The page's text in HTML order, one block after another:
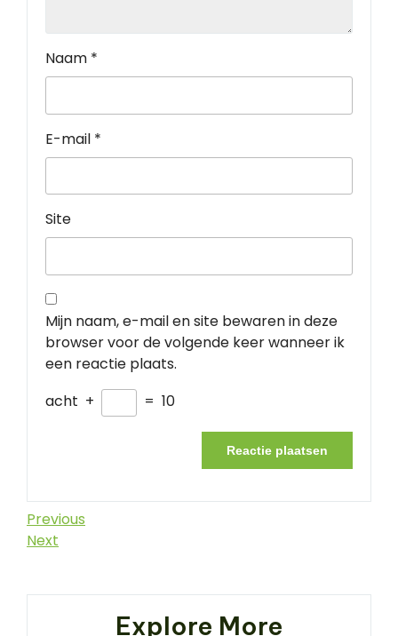
Naam *
E-mail *
Site
Mijn naam, e-mail en site bewaren in deze
browser voor de volgende keer wanneer ik
een reactie plaats.
acht + = 10
Berichtnavigatie
Previous
Post
Previous
Next
Next
Explore More